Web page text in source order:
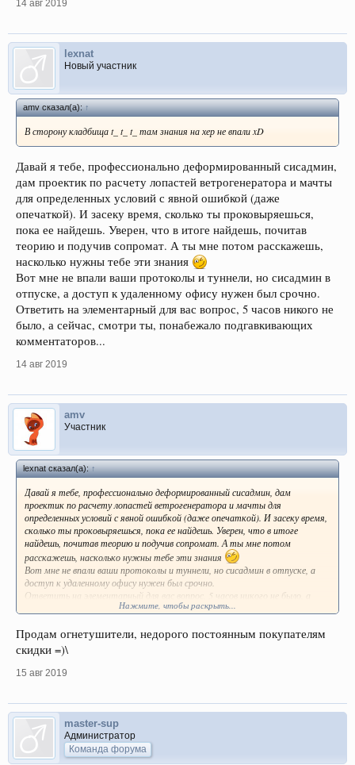
14 авг 2019
lexnat
Новый участник
amv сказал(а):↑
В сторону кладбища t_ t_ t_ там знания на хер не впали xD
Давай я тебе, профессионально деформированный сисадмин,
дам проектик по расчету лопастей ветрогенератора и мачты
для определенных условий с явной ошибкой (даже
опечаткой). И засеку время, сколько ты проковыряешься,
пока ее найдешь. Уверен, что в итоге найдешь, почитав
теорию и подучив сопромат. А ты мне потом расскажешь,
насколько нужны тебе эти знания
Вот мне не впали ваши протоколы и туннели, но сисадмин в
отпуске, а доступ к удаленному офису нужен был срочно.
Ответить на элементарный для вас вопрос, 5 часов никого не
было, а сейчас, смотри ты, понабежало подгавкивающих
комментаторов...
14 авг 2019
amv
Участник
lexnat сказал(а):↑
Давай я тебе, профессионально деформированный сисадмин, дам
проектик по расчету лопастей ветрогенератора и мачты для
определенных условий с явной ошибкой (даже опечаткой). И засеку время,
сколько ты проковыряешься, пока ее найдешь. Уверен, что в итоге
найдешь, почитав теорию и подучив сопромат. А ты мне потом
расскажешь, насколько нужны тебе эти знания
Вот мне не впали ваши протоколы и туннели, но сисадмин в отпуске, а
доступ к удаленному офису нужен был срочно.
Ответить на элементарный для вас вопрос, 5 часов никого не было, а
сейчас, смотри ты, понабежало подгавкивающих комментаторов...
Нажмите, чтобы раскрыть...
Продам огнетушители, недорого постоянным покупателям
скидки =)\
15 авг 2019
master-sup
Администратор
Команда форума